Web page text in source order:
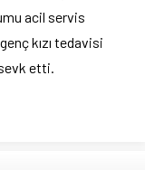
acil servis
kızı tedavisi
etti.